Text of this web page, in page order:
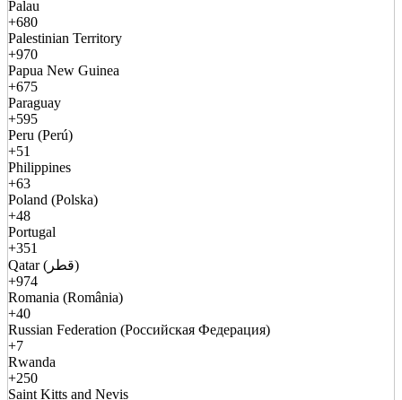
Palau
+680
Palestinian Territory
+970
Papua New Guinea
+675
Paraguay
+595
Peru (Perú)
+51
Philippines
+63
Poland (Polska)
+48
Portugal
+351
Qatar (قطر)
+974
Romania (România)
+40
Russian Federation (Российская Федерация)
+7
Rwanda
+250
Saint Kitts and Nevis